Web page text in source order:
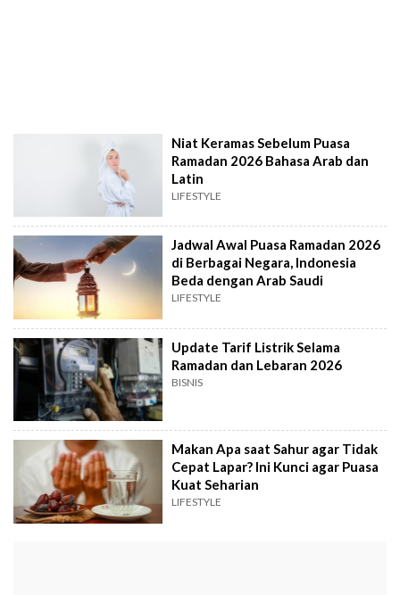
Niat Keramas Sebelum Puasa
Ramadan 2026 Bahasa Arab dan
Latin
LIFESTYLE
Jadwal Awal Puasa Ramadan 2026
di Berbagai Negara, Indonesia
Beda dengan Arab Saudi
LIFESTYLE
Update Tarif Listrik Selama
Ramadan dan Lebaran 2026
BISNIS
Makan Apa saat Sahur agar Tidak
Cepat Lapar? Ini Kunci agar Puasa
Kuat Seharian
LIFESTYLE